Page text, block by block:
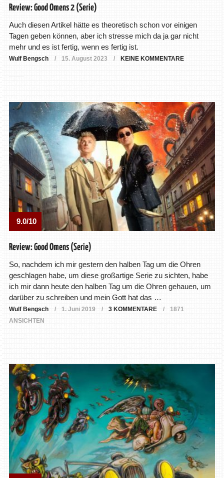
Review: Good Omens 2 (Serie)
Auch diesen Artikel hätte es theoretisch schon vor einigen
Tagen geben können, aber ich stresse mich da ja gar nicht
mehr und es ist fertig, wenn es fertig ist.
Wulf Bengsch 15. August 2023 KEINE KOMMENTARE
9.0/10
Review: Good Omens (Serie)
So, nachdem ich mir gestern den halben Tag um die Ohren
geschlagen habe, um diese großartige Serie zu sichten, habe
ich mir dann heute den halben Tag um die Ohren gehauen, um
darüber zu schreiben und mein Gott hat das …
Wulf Bengsch 1. Juni 2019 3 KOMMENTARE
1871
ANSICHTEN